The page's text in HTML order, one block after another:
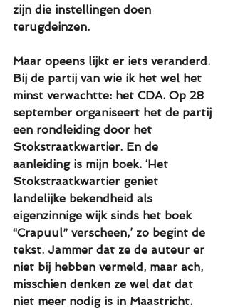
zijn die instellingen doen
terugdeinzen.
Maar opeens lijkt er iets veranderd.
Bij de partij van wie ik het wel het
minst verwachtte: het CDA. Op 28
september organiseert het de partij
een rondleiding door het
Stokstraatkwartier. En de
aanleiding is mijn boek. ‘Het
Stokstraatkwartier geniet
landelijke bekendheid als
eigenzinnige wijk sinds het boek
“Crapuul” verscheen,’ zo begint de
tekst. Jammer dat ze de auteur er
niet bij hebben vermeld, maar ach,
misschien denken ze wel dat dat
niet meer nodig is in Maastricht.